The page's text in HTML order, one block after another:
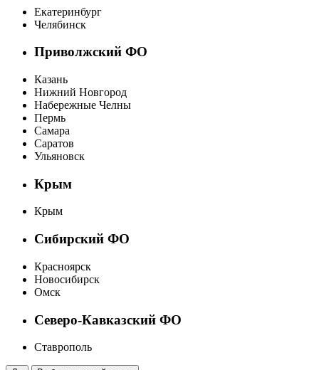
Екатеринбург
Челябинск
Приволжский ФО
Казань
Нижний Новгород
Набережные Челны
Пермь
Самара
Саратов
Ульяновск
Крым
Крым
Сибирский ФО
Красноярск
Новосибирск
Омск
Северо-Кавказский ФО
Ставрополь